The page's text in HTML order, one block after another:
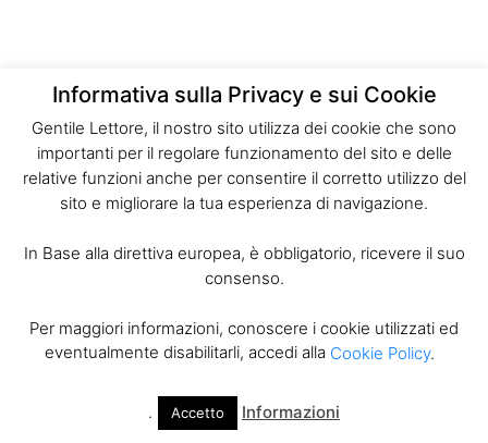
Informativa sulla Privacy e sui Cookie
Gentile Lettore, il nostro sito utilizza dei cookie che sono
importanti per il regolare funzionamento del sito e delle
relative funzioni anche per consentire il corretto utilizzo del
sito e migliorare la tua esperienza di navigazione.
In Base alla direttiva europea, è obbligatorio, ricevere il suo
consenso.
Per maggiori informazioni, conoscere i cookie utilizzati ed
eventualmente disabilitarli, accedi alla Cookie Policy.
. Accetto Informazioni